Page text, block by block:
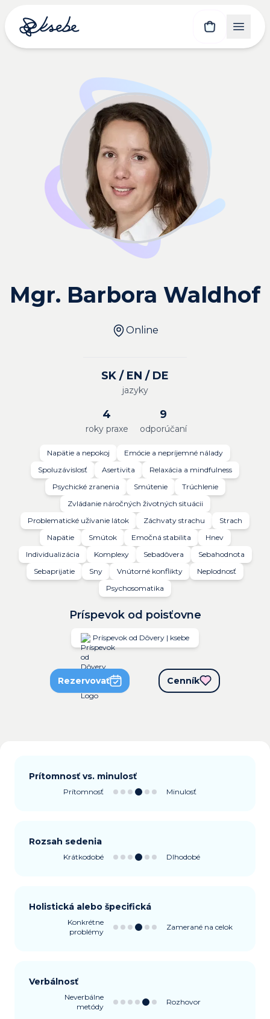
Mgr. Barbora Waldhof
Online
SK / EN / DE
jazyky
4
roky praxe
9
odporúčaní
Napätie a nepokoj
Emócie a nepríjemné nálady
Spoluzávislosť
Asertivita
Relaxácia a mindfulness
Psychické zranenia
Smútenie
Trúchlenie
Zvládanie náročných životných situácii
Problematické užívanie látok
Záchvaty strachu
Strach
Napätie
Smútok Emočná stabilita
Hnev
Individualizácia
Komplexy Sebadôvera
Sebahodnota
Sebaprijatie
Sny Vnútorné konflikty
Neplodnosť
Psychosomatika
Príspevok od poisťovne
Príspevok od Dôvery | ksebe
Rezervovať Cenník
Prítomnosť vs. minulosť
Prítomnosť Minulosť
Rozsah sedenia
Krátkodobé Dlhodobé
Holistická alebo špecifická
Konkrétne
problémy
Zamerané na celok
Verbálnosť
Neverbálne
metódy
Rozhovor